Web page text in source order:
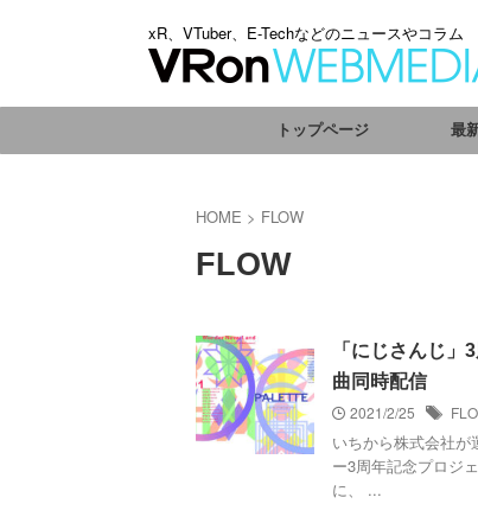
xR、VTuber、E-Techなどのニュースやコラム
トップページ 最
HOME > FLOW
FLOW
「にじさんじ
曲同時配信
2021/2/25
いちから株式会社が
ー3周年記念プロジ
に、 ...